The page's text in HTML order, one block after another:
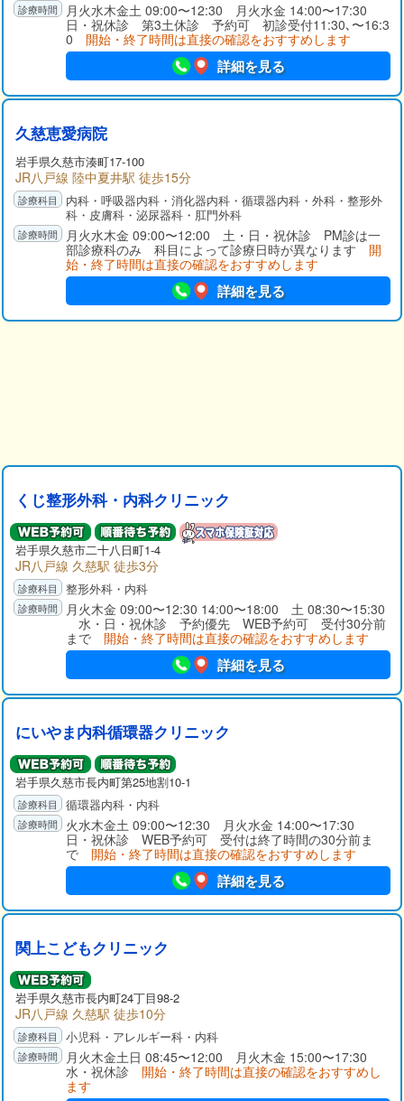
月火水木金土 09:00〜12:30 月火水金 14:00〜17:30
日・祝休診 第3土休診 予約可 初診受付11:30､〜16:3
0 開始・終了時間は直接の確認をおすすめします
詳細を見る
久慈恵愛病院
岩手県久慈市湊町17-100
JR八戸線 陸中夏井駅 徒歩15分
内科・呼吸器内科・消化器内科・循環器内科・外科・整形外
科・皮膚科・泌尿器科・肛門外科
月火水木金 09:00〜12:00 土・日・祝休診 PM診は一
部診療科のみ 科目によって診療日時が異なります 開
始・終了時間は直接の確認をおすすめします
詳細を見る
くじ整形外科・内科クリニック
岩手県久慈市二十八日町1-4
JR八戸線 久慈駅 徒歩3分
整形外科・内科
月火木金 09:00〜12:30 14:00〜18:00 土 08:30〜15:30
水・日・祝休診 予約優先 WEB予約可 受付30分前
まで 開始・終了時間は直接の確認をおすすめします
詳細を見る
にいやま内科循環器クリニック
岩手県久慈市長内町第25地割10-1
循環器内科・内科
火水木金土 09:00〜12:30 月火水金 14:00〜17:30
日・祝休診 WEB予約可 受付は終了時間の30分前ま
で 開始・終了時間は直接の確認をおすすめします
詳細を見る
関上こどもクリニック
岩手県久慈市長内町24丁目98-2
JR八戸線 久慈駅 徒歩10分
小児科・アレルギー科・内科
月火木金土日 08:45〜12:00 月火木金 15:00〜17:30
水・祝休診 開始・終了時間は直接の確認をおすすめし
ます